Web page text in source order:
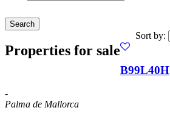
Search
Properties for sale
Sort by:
B99L40H
-
Palma de Mallorca